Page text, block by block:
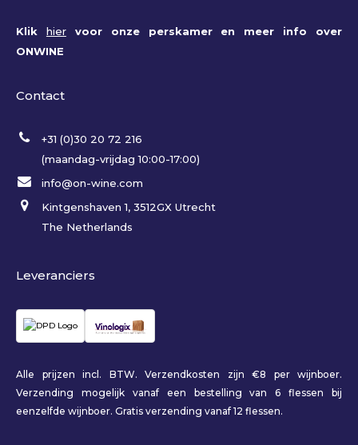
Klik hiervoor onze perskamer en meer info over
ONWINE
Contact
+31 (0)30 20 72 216
(maandag-vrijdag 10:00-17:00)
info@on-wine.com
Kintgenshaven 1, 3512GX Utrecht
The Netherlands
Leveranciers
Alle prijzen incl. BTW. Verzendkosten zijn €8 per wijnboer.
Verzending mogelijk vanaf een bestelling van 6 flessen bij
eenzelfde wijnboer. Gratis verzending vanaf 12 flessen.